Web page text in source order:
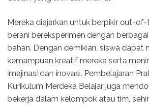
Mereka diajarkan untuk berpikir out-
berani bereksperimen dengan
bahan. Dengan demikian, siswa dapat
kemampuan kreatif mereka serta
imajinasi dan inovasi. Pembelajaran
Kurikulum Merdeka Belajar juga
bekerja dalam kelompok atau tim,